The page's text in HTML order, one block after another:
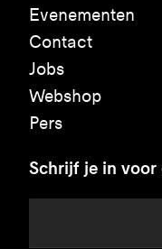
Evenementen
Contact
Jobs
Webshop
Pers
Schrijf je in